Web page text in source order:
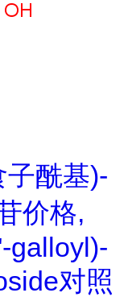
子酰基)-
价格,
galloyl)-
对照